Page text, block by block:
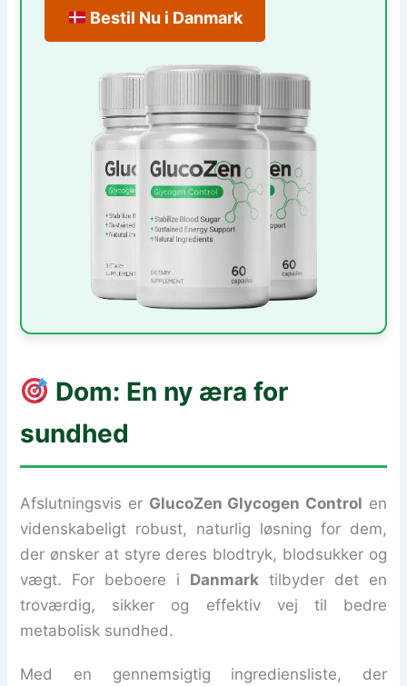
Bestil Nu i Danmark
Dom: En ny æra for
sundhed
Afslutningsvis er GlucoZen Glycogen Control en
videnskabeligt robust, naturlig løsning for dem,
der ønsker at styre deres blodtryk, blodsukker og
vægt. For beboere i Danmark tilbyder det en
troværdig, sikker og effektiv vej til bedre
metabolisk sundhed.
Med en gennemsigtig ingrediensliste, der